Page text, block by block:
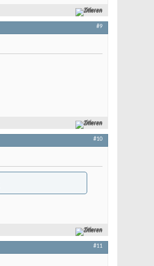
Zitieren
#9
Zitieren
#10
Zitieren
#11